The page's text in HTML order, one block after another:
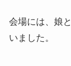
会場には、娘
いました。